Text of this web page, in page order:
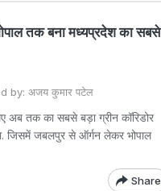
तक बना मध्यप्रदेश का सबसे
by: अजय कुमार पटेल
अब तक का सबसे बड़ा ग्रीन कॉरिडोर
जिसमें जबलपुर से ऑर्गन लेकर भोपाल
Share